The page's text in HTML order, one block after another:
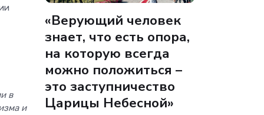
в
и
«Верующий человек
знает, что есть опора,
на которую всегда
можно положиться –
это заступничество
Царицы Небесной»